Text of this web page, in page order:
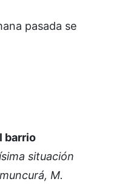
pasada se
barrio
situación
M.